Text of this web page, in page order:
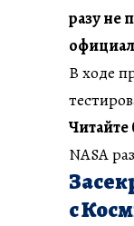
разу не
В ходе
NASA
с